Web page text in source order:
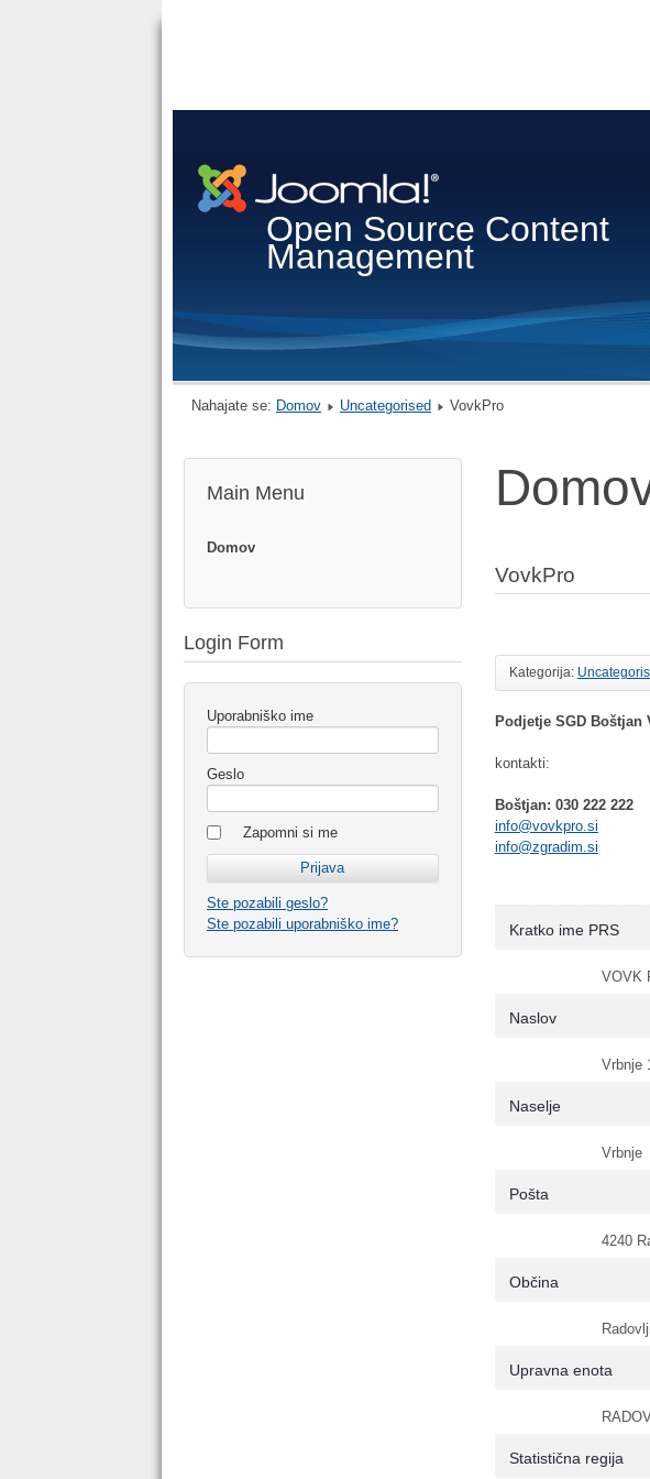
Open Source Content
Management
Nahajate se: Domov Uncategorised VovkPro
Main Menu
Domov
Login Form
Uporabniško ime
Geslo
Zapomni si me
Ste pozabili geslo?
Ste pozabili uporabniško ime?
VovkPro
Kategorija:
Podjetje SGD Boštjan
kontakti:
Boštjan: 030 222 222
info@vovkpro.si
info@zgradim.si
Kratko ime PRS
VOVK
Naslov
Vrbnje
Naselje
Vrbnje
Pošta
4240
Občina
Upravna enota
Statistična regija